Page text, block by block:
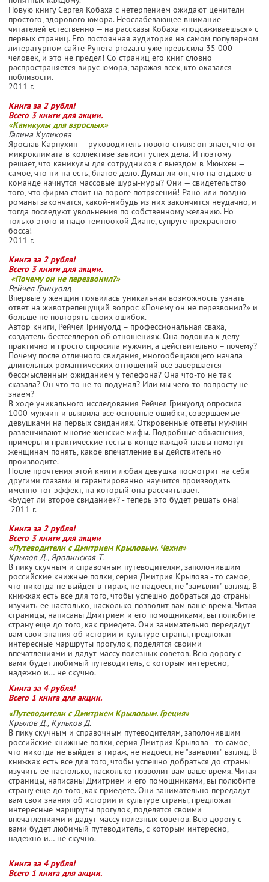
Новую книгу Сергея Кобаха с нетерпением ожидают ценители
простого, здорового юмора. Неослабевающее внимание
читателей естественно — на рассказы Кобаха «подсаживаешься» с
первых страниц. Его постоянная аудитория на самом популярном
литературном сайте Рунета proza.ru уже превысила 35 000
человек, и это не предел! Со страниц его книг словно
распространяется вирус юмора, заражая всех, кто оказался
поблизости.
2011 г.
Книга за 2 рубля!
Всего 3 книги для акции.
«Каникулы для взрослых»
Галина Куликова
Ярослав Карпухин — руководитель нового стиля: он знает, что от
микроклимата в коллективе зависит успех дела. И поэтому
решает, что каникулы для сотрудников с выездом в Мюнхен —
самое, что ни на есть, благое дело. Думал ли он, что на отдыхе в
команде начнутся массовые шуры-муры? Они — свидетельство
того, что фирма стоит на пороге потрясений! Рано или поздно
романы закончатся, какой-нибудь из них закончится неудачно, и
тогда последуют увольнения по собственному желанию. Но
только этого и надо темноокой Диане, супруге прекрасного
босса!
2011 г.
Книга за 2 рубля!
Всего 3 книги для акции.
«Почему он не перезвонил?»
Рейчел Гринуолд
Впервые у женщин появилась уникальная возможность узнать
ответ на животрепещущий вопрос «Почему он не перезвонил?» и
больше не повторять своих ошибок.
Автор книги, Рейчел Гринуолд – профессиональная сваха,
создатель бестселлеров об отношениях. Она подошла к делу
практично и просто спросила мужчин, а действительно – почему?
Почему после отличного свидания, многообещающего начала
длительных романтических отношений все завершается
бессмысленным ожиданием у телефона? Она что-то не так
сказала? Он что-то не то подумал? Или мы чего-то попросту не
знаем?
В ходе уникального исследования Рейчел Гринуолд опросила
1000 мужчин и выявила все основные ошибки, совершаемые
девушками на первых свиданиях. Откровенные ответы мужчин
развенчивают многие женские мифы. Подробные объяснения,
примеры и практические тесты в конце каждой главы помогут
женщинам понять, какое впечатление вы действительно
производите.
После прочтения этой книги любая девушка посмотрит на себя
другими глазами и гарантированно научится производить
именно тот эффект, на который она рассчитывает.
«Будет ли второе свидание»? - теперь это будет решать она!
2011 г.
Книга за 2 рубля!
Всего 3 книги для акции
«Путеводители с Дмитрием Крыловым. Чехия»
Крылов Д., Яровинская Т.
В пику скучным и справочным путеводителям, заполонившим
российские книжные полки, серия Дмитрия Крылова - то самое,
что никогда не выйдет в тираж, не надоест, не "замылит" взгляд. В
книжках есть все для того, чтобы успешно добраться до страны
изучить ее настолько, насколько позволит вам ваше время. Читая
страницы, написаны Дмитрием и его помощниками, вы полюбите
страну еще до того, как приедете. Они занимательно передадут
вам свои знания об истории и культуре страны, предложат
интересные маршруты прогулок, поделятся своими
впечатлениями и дадут массу полезных советов. Всю дорогу с
вами будет любимый путеводитель, с которым интересно,
надежно и… не скучно.
Книга за 4 рубля!
Всего 1 книга для акции.
«Путеводители с Дмитрием Крыловым. Греция»
Крылов Д., Кульков Д.
В пику скучным и справочным путеводителям, заполонившим
российские книжные полки, серия Дмитрия Крылова - то самое,
что никогда не выйдет в тираж, не надоест, не "замылит" взгляд. В
книжках есть все для того, чтобы успешно добраться до страны
изучить ее настолько, насколько позволит вам ваше время. Читая
страницы, написаны Дмитрием и его помощниками, вы полюбите
страну еще до того, как приедете. Они занимательно передадут
вам свои знания об истории и культуре страны, предложат
интересные маршруты прогулок, поделятся своими
впечатлениями и дадут массу полезных советов. Всю дорогу с
вами будет любимый путеводитель, с которым интересно,
надежно и… не скучно.
Книга за 4 рубля!
Всего 1 книга для акции.